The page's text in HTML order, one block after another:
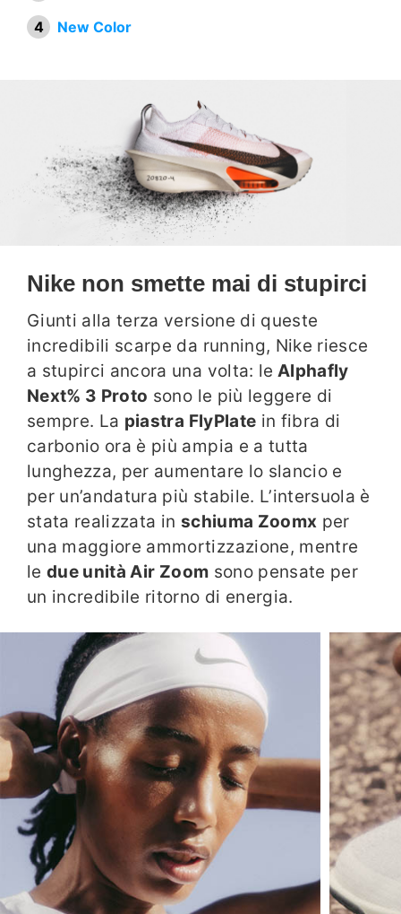
New Color
Nike non smette mai di stupirci
Giunti alla terza versione di queste
incredibili scarpe da running, Nike riesce
a stupirci ancora una volta: le Alphafly
Next% 3 Proto sono le più leggere di
sempre. La piastra FlyPlate in fibra di
carbonio ora è più ampia e a tutta
lunghezza, per aumentare lo slancio e
per un’andatura più stabile. L’intersuola è
stata realizzata in schiuma Zoomx per
una maggiore ammortizzazione, mentre
ledue unità Air Zoom sono pensate per
un incredibile ritorno di energia.